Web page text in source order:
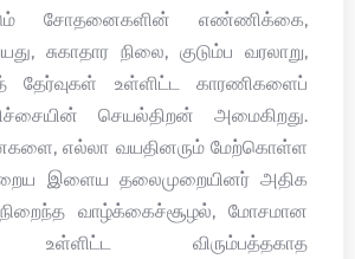
சோதனைகளின் எண்ணிக்கை,
சுகாதார நிலை, குடும்ப வரலாறு,
தேர்வுகள் உள்ளிட்ட காரணிகளைப்
செயல்திறன் அமைகிறது.
எல்லா வயதினரும் மேற்கொள்ள
இளைய தலைமுறையினர் அதிக
வாழ்க்கைச்சூழல், மோசமான
உள்ளிட்ட விரும்பத்தகாத